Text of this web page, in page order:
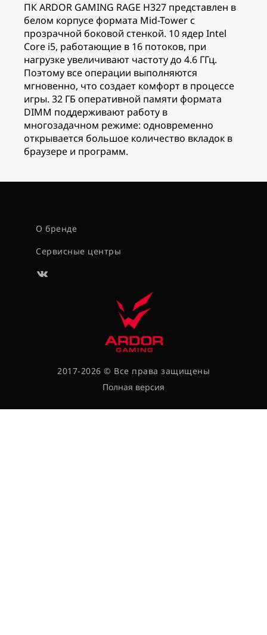
ПК ARDOR GAMING RAGE H327 представлен в
белом корпусе формата Mid-Tower с
прозрачной боковой стенкой. 10 ядер Intel
Core i5, работающие в 16 потоков, при
нагрузке увеличивают частоту до 4.6 ГГц.
Поэтому все операции выполняются
мгновенно, что создает комфорт в процессе
игры. 32 ГБ оперативной памяти формата
DIMM поддерживают работу в
многозадачном режиме: одновременно
открывается большое количество вкладок в
браузере и программ.
О бренде
Сервисные центры
2017-2026 © Все права защищены
Полная версия